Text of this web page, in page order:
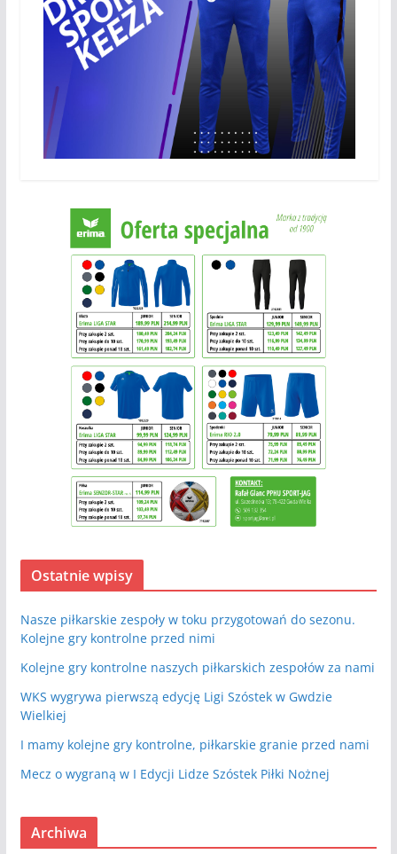
Ostatnie wpisy
Nasze piłkarskie zespoły w toku przygotowań do sezonu.
Kolejne gry kontrolne przed nimi
Kolejne gry kontrolne naszych piłkarskich zespołów za nami
WKS wygrywa pierwszą edycję Ligi Szóstek w Gwdzie
Wielkiej
I mamy kolejne gry kontrolne, piłkarskie granie przed nami
Mecz o wygraną w I Edycji Lidze Szóstek Piłki Nożnej
Archiwa